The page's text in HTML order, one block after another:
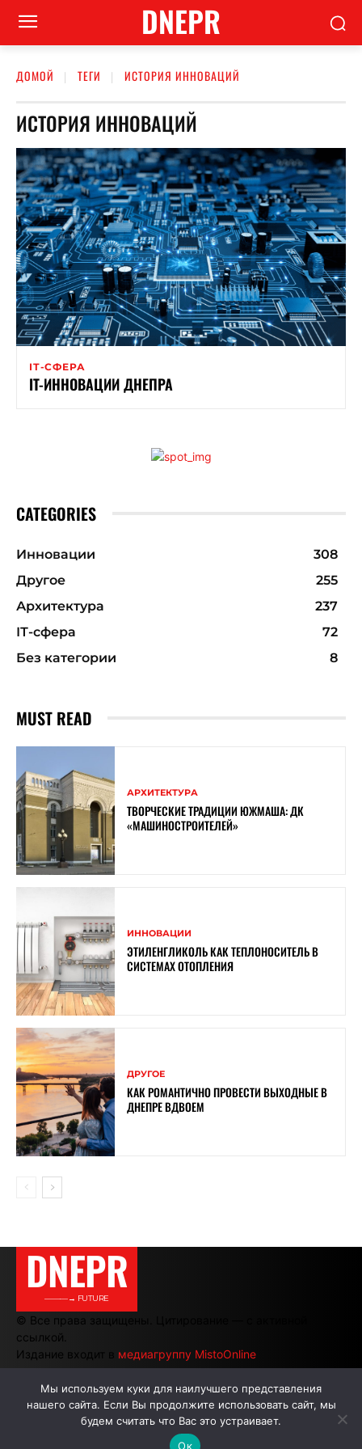
DNEPR
ДОМОЙ ТЕГИ ИСТОРИЯ ИННОВАЦИЙ
ИСТОРИЯ ИННОВАЦИЙ
ІТ-СФЕРА
IT-ИННОВАЦИИ ДНЕПРА
CATEGORIES
Инновации
308
Другое
255
Архитектура
237
ІТ-сфера
72
Без категории
8
MUST READ
АРХИТЕКТУРА
ТВОРЧЕСКИЕ ТРАДИЦИИ ЮЖМАША: ДК
«МАШИНОСТРОИТЕЛЕЙ»
ИННОВАЦИИ
ЭТИЛЕНГЛИКОЛЬ КАК ТЕПЛОНОСИТЕЛЬ В
СИСТЕМАХ ОТОПЛЕНИЯ
ДРУГОЕ
КАК РОМАНТИЧНО ПРОВЕСТИ ВЫХОДНЫЕ В
ДНЕПРЕ ВДВОЕМ
DNEPR
———→ FUTURE
© Все права защищены. Цитирование — с активной
ссылкой.
Издание входит в медиагруппу MistoOnline
АВТОРЫ РЕКЛАМА НА САЙТЕ
Мы используем куки для наилучшего представления
нашего сайта. Если Вы продолжите использовать сайт, мы
будем считать что Вас это устраивает.
Ок